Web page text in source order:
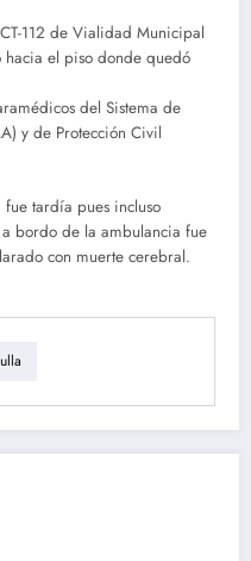
112 de Vialidad Municipal
el piso donde quedó
del Sistema de
y de Protección Civil
fue tardía pues incluso
bordo de la ambulancia fue
con muerte cerebral.